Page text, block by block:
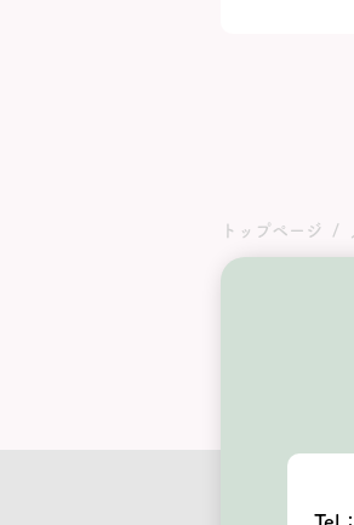
トップページ